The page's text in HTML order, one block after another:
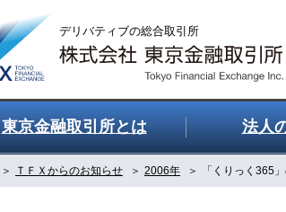
東京金融取引所とは 法人
ＴＦＸからのお知らせ 2006年 「くりっく365